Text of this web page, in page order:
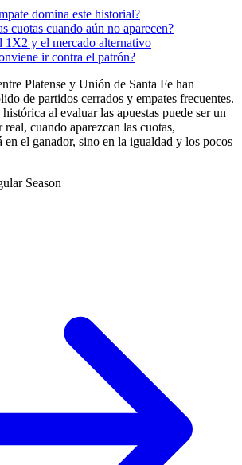
domina este historial?
cuotas cuando aún no aparecen?
1X2 y el mercado alternativo
ir contra el patrón?
Platense y Unión de Santa Fe han
de partidos cerrados y empates frecuentes.
al evaluar las apuestas puede ser un
cuando aparezcan las cuotas,
en el ganador, sino en la igualdad y los pocos
Season